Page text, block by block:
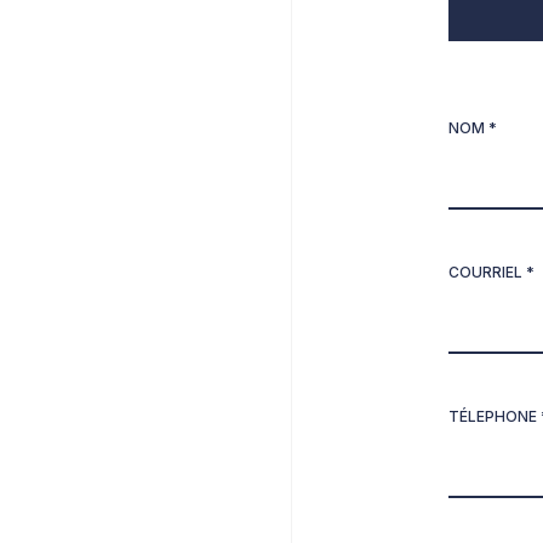
NOM *
COURRIEL *
TÉLEPHONE